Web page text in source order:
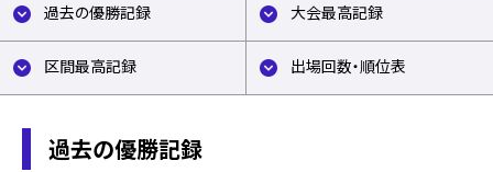
過去の優勝記録 大会最高記録
区間最高記録 出場回数・順位表
過去の優勝記録